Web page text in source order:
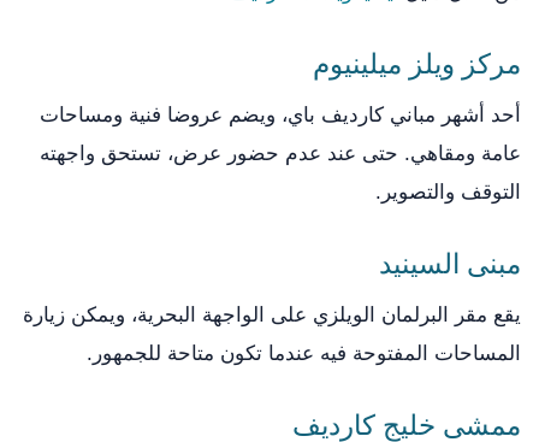
مركز ويلز ميلينيوم
أحد أشهر مباني كارديف باي، ويضم عروضا فنية ومساحات
عامة ومقاهي. حتى عند عدم حضور عرض، تستحق واجهته
التوقف والتصوير.
مبنى السينيد
يقع مقر البرلمان الويلزي على الواجهة البحرية، ويمكن زيارة
المساحات المفتوحة فيه عندما تكون متاحة للجمهور.
ممشى خليج كارديف